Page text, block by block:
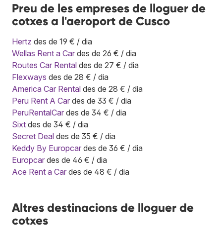
Preu de les empreses de lloguer de
cotxes a l'aeroport de Cusco
Hertz des de 19 € / dia
Wellas Rent a Car des de 26 € / dia
Routes Car Rental des de 27 € / dia
Flexways des de 28 € / dia
America Car Rental des de 28 € / dia
Peru Rent A Car des de 33 € / dia
PeruRentalCar des de 34 € / dia
Sixt des de 34 € / dia
Secret Deal des de 35 € / dia
Keddy By Europcar des de 36 € / dia
Europcar des de 46 € / dia
Ace Rent a Car des de 48 € / dia
Altres destinacions de lloguer de
cotxes